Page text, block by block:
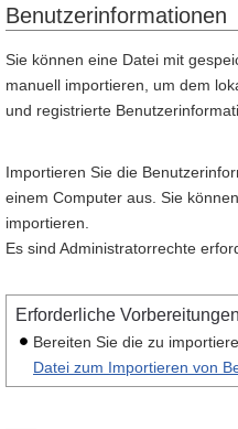
Benutzerinformationen
Sie können eine Datei mit
manuell importieren, um dem
und registrierte
Importieren Sie die
einem Computer aus. Sie
importieren.
Es sind Administratorrechte
Erforderliche Vorbereitungen
Bereiten Sie die zu
Datei zum Importieren von